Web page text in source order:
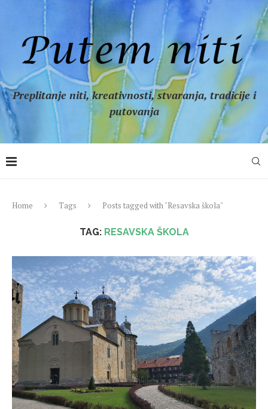
Preplitanje niti, kreativnosti, stvaranja, tradicije i
putovanja
Home Tags Posts tagged with "Resavska škola"
TAG: RESAVSKA ŠKOLA